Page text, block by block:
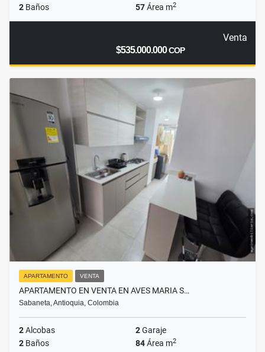
2 Baños 57Área m2
Venta
$535.000.000COP
APARTAMENTO VENTA
APARTAMENTO EN VENTA EN AVES MARIA S…
Sabaneta, Antioquia, Colombia
2Alcobas 2Garaje
2 Baños 84Área m2